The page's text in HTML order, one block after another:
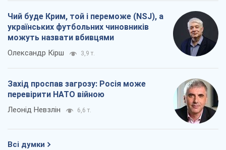
Чий буде Крим, той і переможе (NSJ), а
українських футбольних чиновників
можуть назвати вбивцями
Олександр Кірш 3,9 т.
Захід проспав загрозу: Росія може
перевірити НАТО війною
Леонід Невзлін 6,6 т.
Всі думки